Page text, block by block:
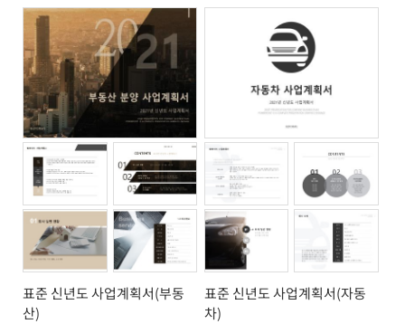
표준 신년도 사업계획서(부동
산)
표준 신년도 사업계획서(자동
차)